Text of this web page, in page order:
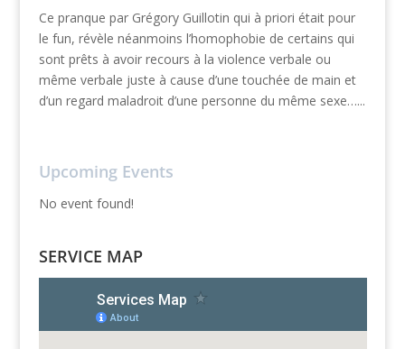
Ce pranque par Grégory Guillotin qui à priori était pour
le fun, révèle néanmoins l’homophobie de certains qui
sont prêts à avoir recours à la violence verbale ou
même verbale juste à cause d’une touchée de main et
d’un regard maladroit d’une personne du même sexe…...
Upcoming Events
No event found!
SERVICE MAP